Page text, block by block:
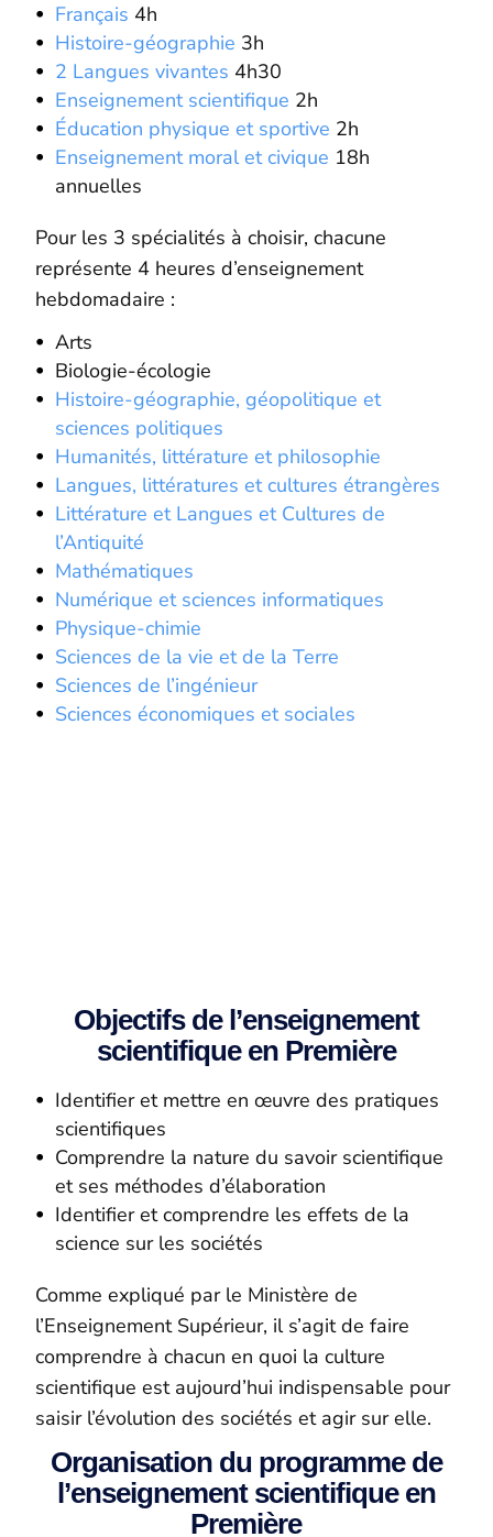
Français 4h
Histoire-géographie 3h
2 Langues vivantes 4h30
Enseignement scientifique 2h
Éducation physique et sportive 2h
Enseignement moral et civique 18h
annuelles
Pour les 3 spécialités à choisir, chacune
représente 4 heures d’enseignement
hebdomadaire :
Arts
Biologie-écologie
Histoire-géographie, géopolitique et
sciences politiques
Humanités, littérature et philosophie
Langues, littératures et cultures étrangères
Littérature et Langues et Cultures de
l’Antiquité
Mathématiques
Numérique et sciences informatiques
Physique-chimie
Sciences de la vie et de la Terre
Sciences de l’ingénieur
Sciences économiques et sociales
Objectifs de l’enseignement
scientifique en Première
Identifier et mettre en œuvre des pratiques
scientifiques
Comprendre la nature du savoir scientifique
et ses méthodes d’élaboration
Identifier et comprendre les effets de la
science sur les sociétés
Comme expliqué par le Ministère de
l’Enseignement Supérieur, il s’agit de faire
comprendre à chacun en quoi la culture
scientifique est aujourd’hui indispensable pour
saisir l’évolution des sociétés et agir sur elle.
Organisation du programme de
l’enseignement scientifique en
Première